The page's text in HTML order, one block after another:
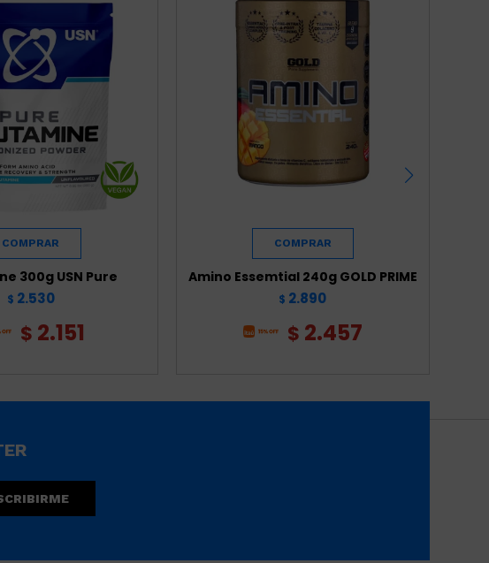
300g USN Pure
$ 2.530
$ 2.151
Amino Essemtial 240g GOLD PRIME
$ 2.890
$ 2.457